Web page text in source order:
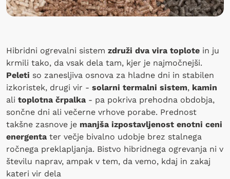
Hibridni ogrevalni sistem združi dva vira toplote in ju
krmili tako, da vsak dela tam, kjer je najmočnejši.
Peleti so zanesljiva osnova za hladne dni in stabilen
izkoristek, drugi vir - solarni termalni sistem, kamin
ali toplotna črpalka - pa pokriva prehodna obdobja,
sončne dni ali večerne vrhove porabe. Prednost
takšne zasnove je manjša izpostavljenost enotni ceni
energenta ter večje bivalno udobje brez stalnega
ročnega preklapljanja. Bistvo hibridnega ogrevanja ni v
številu naprav, ampak v tem, da vemo, kdaj in zakaj
kateri vir dela